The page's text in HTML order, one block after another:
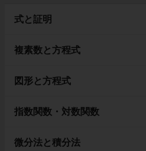
式と証明
複素数と方程式
図形と方程式
指数関数・対数関数
微分法と積分法